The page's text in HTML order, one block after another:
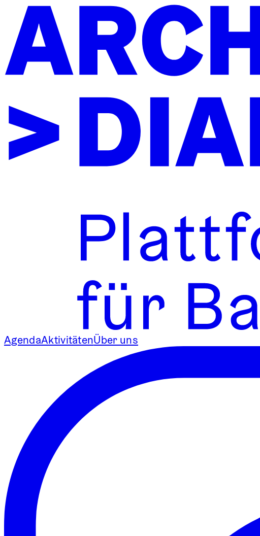
AgendaAktivitätenÜber uns